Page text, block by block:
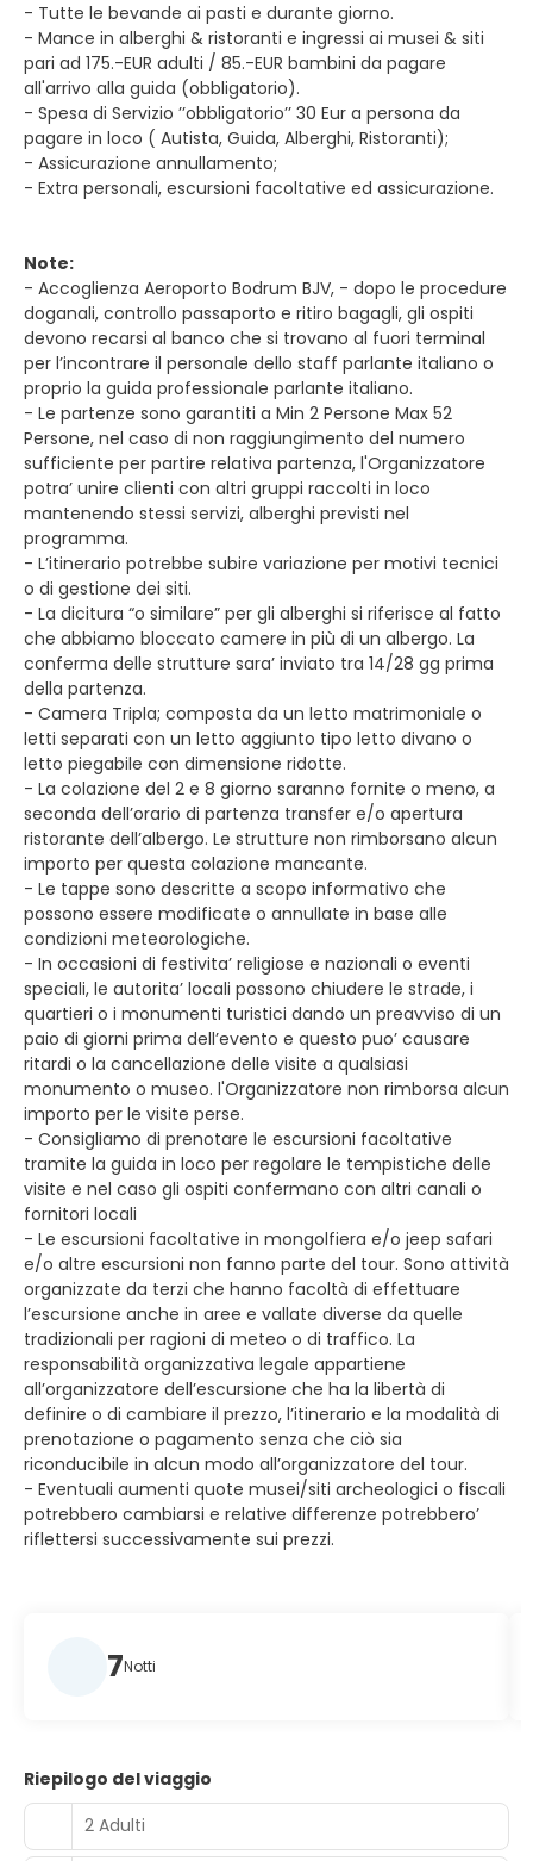
- Tutte le bevande ai pasti e durante giorno.
- Mance in alberghi & ristoranti e ingressi ai musei & siti
pari ad 175.-EUR adulti / 85.-EUR bambini da pagare
all'arrivo alla guida (obbligatorio).
- Spesa di Servizio ’’obbligatorio’’ 30 Eur a persona da
pagare in loco ( Autista, Guida, Alberghi, Ristoranti);
- Assicurazione annullamento;
- Extra personali, escursioni facoltative ed assicurazione.
Note:
- Accoglienza Aeroporto Bodrum BJV, - dopo le procedure
doganali, controllo passaporto e ritiro bagagli, gli ospiti
devono recarsi al banco che si trovano al fuori terminal
per l’incontrare il personale dello staff parlante italiano o
proprio la guida professionale parlante italiano.
- Le partenze sono garantiti a Min 2 Persone Max 52
Persone, nel caso di non raggiungimento del numero
sufficiente per partire relativa partenza, l'Organizzatore
potra’ unire clienti con altri gruppi raccolti in loco
mantenendo stessi servizi, alberghi previsti nel
programma.
- L’itinerario potrebbe subire variazione per motivi tecnici
o di gestione dei siti.
- La dicitura “o similare” per gli alberghi si riferisce al fatto
che abbiamo bloccato camere in più di un albergo. La
conferma delle strutture sara’ inviato tra 14/28 gg prima
della partenza.
- Camera Tripla; composta da un letto matrimoniale o
letti separati con un letto aggiunto tipo letto divano o
letto piegabile con dimensione ridotte.
- La colazione del 2 e 8 giorno saranno fornite o meno, a
seconda dell’orario di partenza transfer e/o apertura
ristorante dell’albergo. Le strutture non rimborsano alcun
importo per questa colazione mancante.
- Le tappe sono descritte a scopo informativo che
possono essere modificate o annullate in base alle
condizioni meteorologiche.
- In occasioni di festivita’ religiose e nazionali o eventi
speciali, le autorita’ locali possono chiudere le strade, i
quartieri o i monumenti turistici dando un preavviso di un
paio di giorni prima dell’evento e questo puo’ causare
ritardi o la cancellazione delle visite a qualsiasi
monumento o museo. l'Organizzatore non rimborsa alcun
importo per le visite perse.
- Consigliamo di prenotare le escursioni facoltative
tramite la guida in loco per regolare le tempistiche delle
visite e nel caso gli ospiti confermano con altri canali o
fornitori locali
- Le escursioni facoltative in mongolfiera e/o jeep safari
e/o altre escursioni non fanno parte del tour. Sono attività
organizzate da terzi che hanno facoltà di effettuare
l’escursione anche in aree e vallate diverse da quelle
tradizionali per ragioni di meteo o di traffico. La
responsabilità organizzativa legale appartiene
all’organizzatore dell’escursione che ha la libertà di
definire o di cambiare il prezzo, l’itinerario e la modalità di
prenotazione o pagamento senza che ciò sia
riconducibile in alcun modo all’organizzatore del tour.
- Eventuali aumenti quote musei/siti archeologici o fiscali
potrebbero cambiarsi e relative differenze potrebbero’
riflettersi successivamente sui prezzi.
7Notti
Riepilogo del viaggio
2 Adulti